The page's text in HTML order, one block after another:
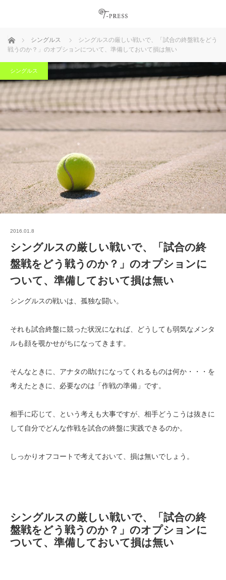
ホーム シングルス
シングルスの厳しい戦いで、「試合の終盤戦をどう
戦うのか？」のオプションについて、準備しておいて損は無い
シングルス
2016.01.8
シングルスの厳しい戦いで、「試合の終
盤戦をどう戦うのか？」のオプションに
ついて、準備しておいて損は無い
シングルスの戦いは、孤独な闘い。
それも試合終盤に競った状況になれば、どうしても弱気なメンタ
ルも顔を覗かせがちになってきます。
そんなときに、アナタの助けになってくれるものは何か・・・を
考えたときに、必要なのは「作戦の準備」です。
相手に応じて、という考えも大事ですが、相手どうこうは抜きに
して自分でどんな作戦を試合の終盤に実践できるのか。
しっかりオフコートで考えておいて、損は無いでしょう。
シングルスの厳しい戦いで、「試合の終
盤戦をどう戦うのか？」のオプションに
ついて、準備しておいて損は無い